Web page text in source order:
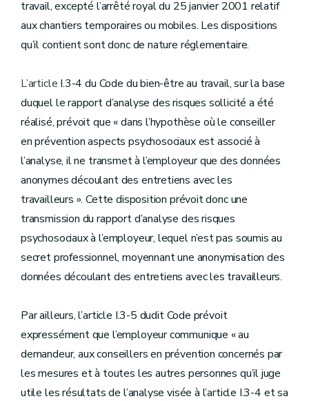
travail, excepté l’arrêté royal du 25 janvier 2001 relatif
aux chantiers temporaires ou mobiles. Les dispositions
qu’il contient sont donc de nature réglementaire.
L’article I.3-4 du Code du bien-être au travail, sur la base
duquel le rapport d’analyse des risques sollicité a été
réalisé, prévoit que « dans l’hypothèse où le conseiller
en prévention aspects psychosociaux est associé à
l’analyse, il ne transmet à l’employeur que des données
anonymes découlant des entretiens avec les
travailleurs ». Cette disposition prévoit donc une
transmission du rapport d’analyse des risques
psychosociaux à l’employeur, lequel n’est pas soumis au
secret professionnel, moyennant une anonymisation des
données découlant des entretiens avec les travailleurs.
Par ailleurs, l’article I.3-5 dudit Code prévoit
expressément que l’employeur communique « au
demandeur, aux conseillers en prévention concernés par
les mesures et à toutes les autres personnes qu’il juge
utile les résultats de l’analyse visée à l’article I.3-4 et sa